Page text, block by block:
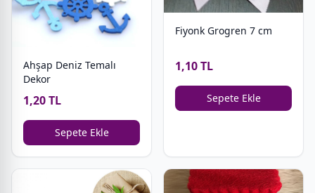
Ahşap Deniz Temalı
Dekor
1,20 TL
Sepete Ekle
Fiyonk Grogren 7 cm
1,10 TL
Sepete Ekle